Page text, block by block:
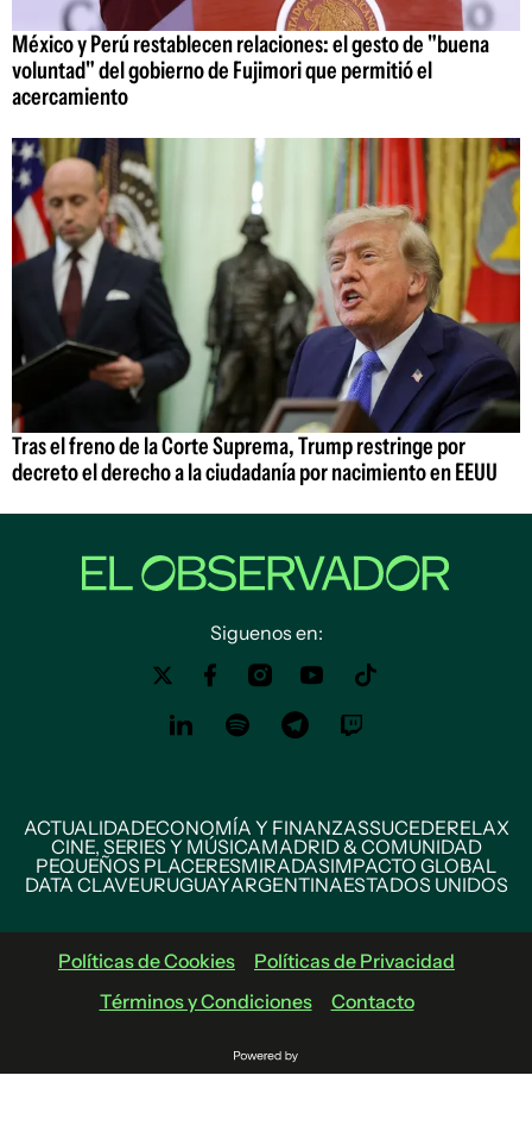
México y Perú restablecen relaciones: el gesto de "buena
voluntad" del gobierno de Fujimori que permitió el
acercamiento
Tras el freno de la Corte Suprema, Trump restringe por
decreto el derecho a la ciudadanía por nacimiento en EEUU
Siguenos en:
ACTUALIDADECONOMÍA Y FINANZASSUCEDERELAX
CINE, SERIES Y MÚSICAMADRID & COMUNIDAD
PEQUEÑOS PLACERESMIRADASIMPACTO GLOBAL
DATA CLAVEURUGUAYARGENTINAESTADOS UNIDOS
Políticas de Cookies
Políticas de Privacidad
Términos y Condiciones
Contacto